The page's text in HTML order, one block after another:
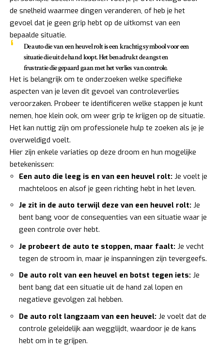
de snelheid waarmee dingen veranderen, of heb je het
gevoel dat je geen grip hebt op de uitkomst van een
bepaalde situatie.
De auto die van een heuvel rolt is een krachtig symbool voor een
situatie die uit de hand loopt. Het benadrukt de angst en
frustratie die gepaard gaan met het verlies van controle.
Het is belangrijk om te onderzoeken welke specifieke
aspecten van je leven dit gevoel van controleverlies
veroorzaken. Probeer te identificeren welke stappen je kunt
nemen, hoe klein ook, om weer grip te krijgen op de situatie.
Het kan nuttig zijn om professionele hulp te zoeken als je je
overweldigd voelt.
Hier zijn enkele variaties op deze droom en hun mogelijke
betekenissen:
Een auto die leeg is en van een heuvel rolt: Je voelt je
machteloos en alsof je geen richting hebt in het leven.
Je zit in de auto terwijl deze van een heuvel rolt: Je
bent bang voor de consequenties van een situatie waar je
geen controle over hebt.
Je probeert de auto te stoppen, maar faalt: Je vecht
tegen de stroom in, maar je inspanningen zijn tevergeefs.
De auto rolt van een heuvel en botst tegen iets: Je
bent bang dat een situatie uit de hand zal lopen en
negatieve gevolgen zal hebben.
De auto rolt langzaam van een heuvel: Je voelt dat de
controle geleidelijk aan wegglijdt, waardoor je de kans
hebt om in te grijpen.